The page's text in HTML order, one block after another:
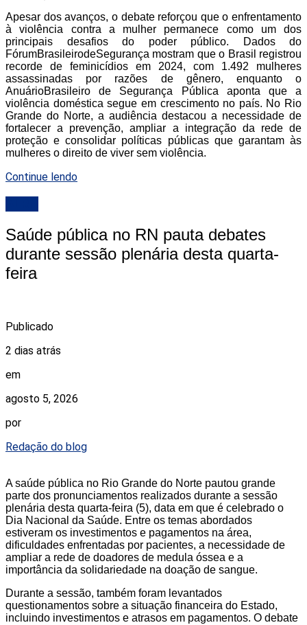
Apesar dos avanços, o debate reforçou que o enfrentamento
à violência contra a mulher permanece como um dos
principais desafios do poder público. Dados do
FórumBrasileirodeSegurança mostram que o Brasil registrou
recorde de feminicídios em 2024, com 1.492 mulheres
assassinadas por razões de gênero, enquanto o
AnuárioBrasileiro de Segurança Pública aponta que a
violência doméstica segue em crescimento no país. No Rio
Grande do Norte, a audiência destacou a necessidade de
fortalecer a prevenção, ampliar a integração da rede de
proteção e consolidar políticas públicas que garantam às
mulheres o direito de viver sem violência.
Continue lendo
Saúde pública no RN pauta debates
durante sessão plenária desta quarta-
feira
Publicado
2 dias atrás
em
agosto 5, 2026
por
Redação do blog
A saúde pública no Rio Grande do Norte pautou grande
parte dos pronunciamentos realizados durante a sessão
plenária desta quarta-feira (5), data em que é celebrado o
Dia Nacional da Saúde. Entre os temas abordados
estiveram os investimentos e pagamentos na área,
dificuldades enfrentadas por pacientes, a necessidade de
ampliar a rede de doadores de medula óssea e a
importância da solidariedade na doação de sangue.
Durante a sessão, também foram levantados
questionamentos sobre a situação financeira do Estado,
incluindo investimentos e atrasos em pagamentos. O debate